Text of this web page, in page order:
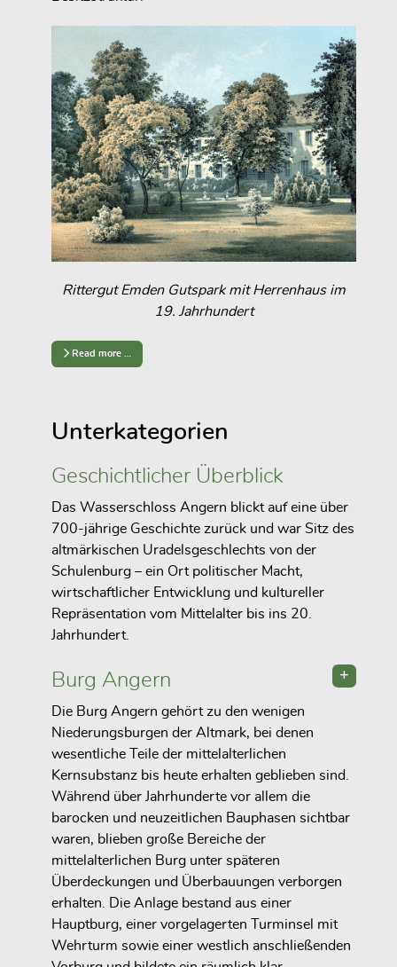
Rittergut Emden Gutspark mit Herrenhaus im
19. Jahrhundert
Read more …
Unterkategorien
Geschichtlicher Überblick
Das Wasserschloss Angern blickt auf eine über
700-jährige Geschichte zurück und war Sitz des
altmärkischen Uradelsgeschlechts von der
Schulenburg – ein Ort politischer Macht,
wirtschaftlicher Entwicklung und kultureller
Repräsentation vom Mittelalter bis ins 20.
Jahrhundert.
Burg Angern
Die Burg Angern gehört zu den wenigen
Niederungsburgen der Altmark, bei denen
wesentliche Teile der mittelalterlichen
Kernsubstanz bis heute erhalten geblieben sind.
Während über Jahrhunderte vor allem die
barocken und neuzeitlichen Bauphasen sichtbar
waren, blieben große Bereiche der
mittelalterlichen Burg unter späteren
Überdeckungen und Überbauungen verborgen
erhalten. Die Anlage bestand aus einer
Hauptburg, einer vorgelagerten Turminsel mit
Wehrturm sowie einer westlich anschließenden